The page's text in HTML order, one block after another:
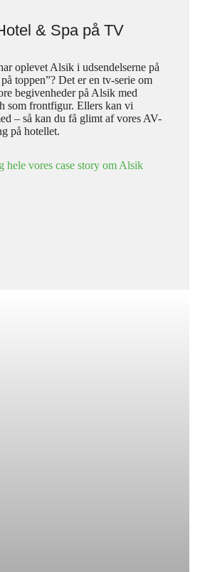
& Spa på TV
oplevet Alsik i udsendelserne på
toppen”? Det er en tv-serie om
begivenheder på Alsik med
som frontfigur. Ellers kan vi
– så kan du få glimt af vores AV-
på hotellet.
hele vores case story om Alsik